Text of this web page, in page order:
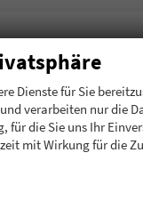
Control vorne, Park
LED-
Dienste für Sie
verarbeiten nur die
für die Sie uns Ihr
mit Wirkung für die